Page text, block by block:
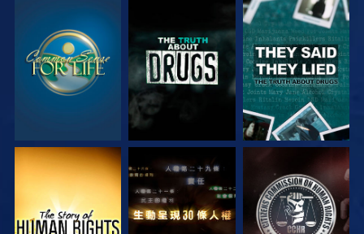
觀看 觀看 觀看
觀看 觀看 觀看